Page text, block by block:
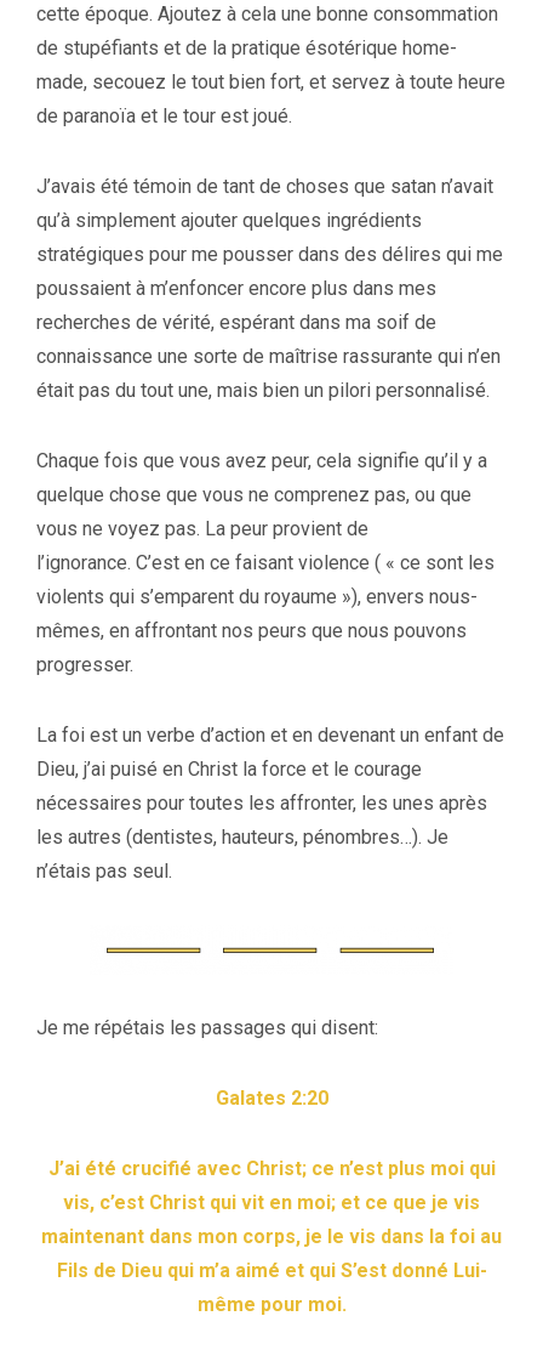
cette époque. Ajoutez à cela une bonne consommation
de stupéfiants et de la pratique ésotérique home-
made, secouez le tout bien fort, et servez à toute heure
de paranoïa et le tour est joué.
J’avais été témoin de tant de choses que satan n’avait
qu’à simplement ajouter quelques ingrédients
stratégiques pour me pousser dans des délires qui me
poussaient à m’enfoncer encore plus dans mes
recherches de vérité, espérant dans ma soif de
connaissance une sorte de maîtrise rassurante qui n’en
était pas du tout une, mais bien un pilori personnalisé.
Chaque fois que vous avez peur, cela signifie qu’il y a
quelque chose que vous ne comprenez pas, ou que
vous ne voyez pas. La peur provient de
l’ignorance. C’est en ce faisant violence ( « ce sont les
violents qui s’emparent du royaume »), envers nous-
mêmes, en affrontant nos peurs que nous pouvons
progresser.
La foi est un verbe d’action et en devenant un enfant de
Dieu, j’ai puisé en Christ la force et le courage
nécessaires pour toutes les affronter, les unes après
les autres (dentistes, hauteurs, pénombres…). Je
n’étais pas seul.
Je me répétais les passages qui disent:
Galates 2:20
J’ai été crucifié avec Christ; ce n’est plus moi qui
vis, c’est Christ qui vit en moi; et ce que je vis
maintenant dans mon corps, je le vis dans la foi au
Fils de Dieu qui m’a aimé et qui S’est donné Lui-
même pour moi.